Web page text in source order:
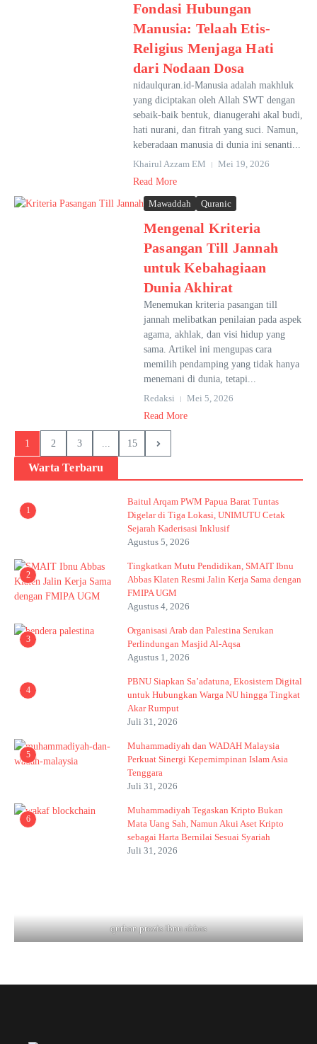
Fondasi Hubungan
Manusia: Telaah Etis-
Religius Menjaga Hati
dari Nodaan Dosa
nidaulquran.id-Manusia adalah makhluk
yang diciptakan oleh Allah SWT dengan
sebaik-baik bentuk, dianugerahi akal budi,
hati nurani, dan fitrah yang suci. Namun,
keberadaan manusia di dunia ini senanti...
Khairul Azzam EM
Mei 19, 2026
Read More
Mawaddah Quranic
Mengenal Kriteria
Pasangan Till Jannah
untuk Kebahagiaan
Dunia Akhirat
Menemukan kriteria pasangan till
jannah melibatkan penilaian pada aspek
agama, akhlak, dan visi hidup yang
sama. Artikel ini mengupas cara
memilih pendamping yang tidak hanya
menemani di dunia, tetapi...
Redaksi
Mei 5, 2026
Read More
1 2 3 ... 15
Warta Terbaru
1
Baitul Arqam PWM Papua Barat Tuntas
Digelar di Tiga Lokasi, UNIMUTU Cetak
Sejarah Kaderisasi Inklusif
Agustus 5, 2026
2
Tingkatkan Mutu Pendidikan, SMAIT Ibnu
Abbas Klaten Resmi Jalin Kerja Sama dengan
FMIPA UGM
Agustus 4, 2026
3
Organisasi Arab dan Palestina Serukan
Perlindungan Masjid Al-Aqsa
Agustus 1, 2026
4
PBNU Siapkan Sa’adatuna, Ekosistem Digital
untuk Hubungkan Warga NU hingga Tingkat
Akar Rumput
Juli 31, 2026
5
Muhammadiyah dan WADAH Malaysia
Perkuat Sinergi Kepemimpinan Islam Asia
Tenggara
Juli 31, 2026
6
Muhammadiyah Tegaskan Kripto Bukan
Mata Uang Sah, Namun Akui Aset Kripto
sebagai Harta Bernilai Sesuai Syariah
Juli 31, 2026
qurban prozis ibnu abbas